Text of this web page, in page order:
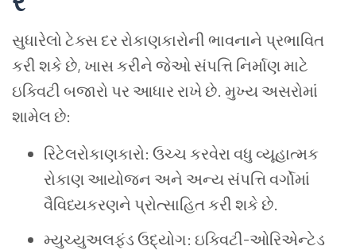
સુધારેલો ટેક્સ દર રોકાણકારોની ભાવનાને પ્રભાવિત
કરી શકે છે, ખાસ કરીને જેઓ સંપત્તિ નિર્માણ માટે
ઇક્વિટી બજારો પર આધાર રાખે છે. મુખ્ય અસરોમાં
શામેલ છે:
રિટેલરોકાણકારો: ઉચ્ચ કરવેરા વધુ વ્યૂહાત્મક
રોકાણ આયોજન અને અન્ય સંપત્તિ વર્ગોમાં
વૈવિધ્યકરણને પ્રોત્સાહિત કરી શકે છે.
મ્યુચ્યુઅલફંડ ઉદ્યોગ: ઇક્વિટી-ઓરિએન્ટેડ